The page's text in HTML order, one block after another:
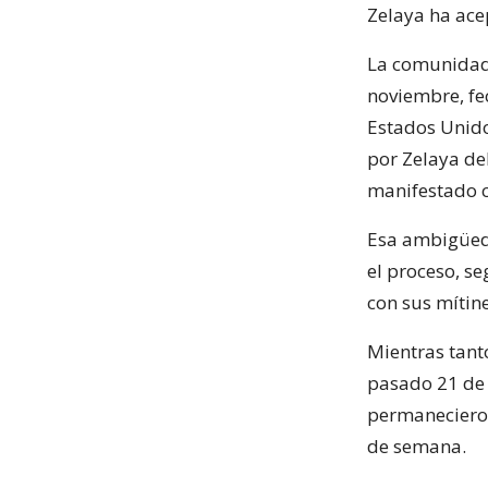
Zelaya ha
La
noviembre,
Estados
por Zelaya
manifestado
Esa
el proceso,
con sus
Mientras
pasado 21
de semana.